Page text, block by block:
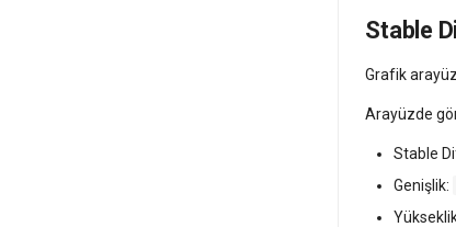
Stable
Grafik
Arayüzde
Stable
Genişlik: